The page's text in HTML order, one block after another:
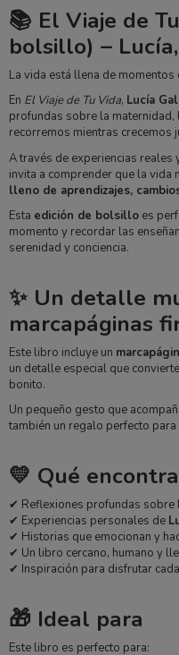
📚 El Viaje de
bolsillo) –
La vida está llena de
En El Viaje de Tu Vida, Lucía
profundas sobre la
recorremos mientras crecemos
A través de experiencias reales
invita a comprender que la vida
lleno de aprendizajes,
Esta edición de bolsilloes
momento y recordar las
serenidad y conciencia.
✨ Un detalle
marcapáginas
Este libro incluye un
un detalle especial que
bonito.
Un pequeño gesto que
también un regalo perfecto
💛 Qué
✔ Reflexiones profundas sobre
✔ Experiencias personales de
✔ Historias que emocionan y
✔ Un libro cercano, humano y
✔ Inspiración para disfrutar
🎁 Ideal para
Este libro es perfecto para: